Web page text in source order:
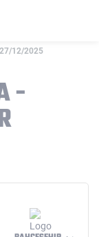
12/2025
-